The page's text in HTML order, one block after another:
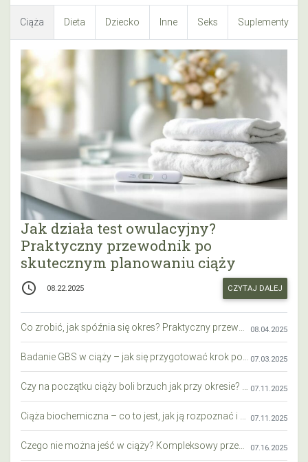
Ciąża Dieta Dziecko Inne Seks Suplementy
Jak działa test owulacyjny?
Praktyczny przewodnik po
skutecznym planowaniu ciąży
access_time 08.22.2025 CZYTAJ DALEJ
08.04.2025
07.03.2025
07.11.2025
07.11.2025
07.16.2025